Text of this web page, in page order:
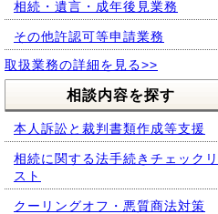
相続・遺言・成年後見業務
その他許認可等申請業務
取扱業務の詳細を見る>>
相談内容を探す
本人訴訟と裁判書類作成等支援
相続に関する法手続きチェックリ
スト
クーリングオフ・悪質商法対策